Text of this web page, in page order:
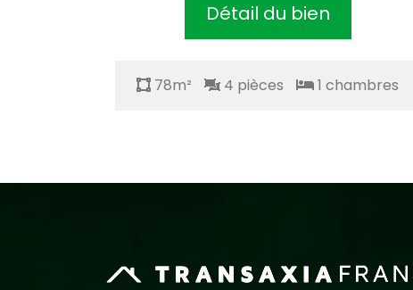
Détail du bien
78m² 4 pièces 1 chambres